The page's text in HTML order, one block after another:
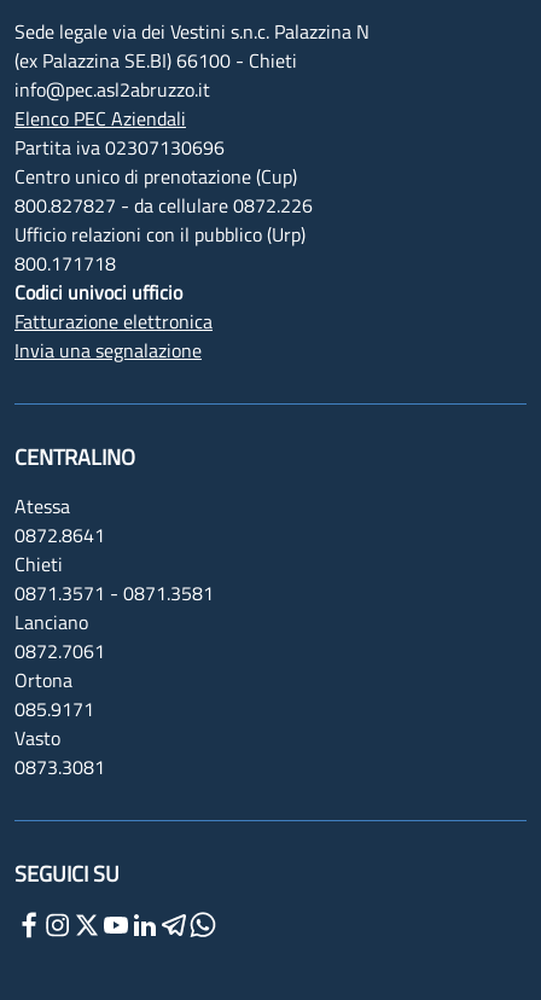
Sede legale via dei Vestini s.n.c. Palazzina N
(ex Palazzina SE.BI) 66100 - Chieti
info@pec.asl2abruzzo.it
Elenco PEC Aziendali
Partita iva 02307130696
Centro unico di prenotazione (Cup)
800.827827 - da cellulare 0872.226
Ufficio relazioni con il pubblico (Urp)
800.171718
Codici univoci ufficio
Fatturazione elettronica
Invia una segnalazione
CENTRALINO
Atessa
0872.8641
Chieti
0871.3571 - 0871.3581
Lanciano
0872.7061
Ortona
085.9171
Vasto
0873.3081
SEGUICI SU